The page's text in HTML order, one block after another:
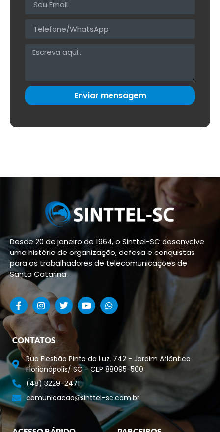
Enviar mensagem
Desde 20 de janeiro de 1964, o Sinttel-SC desenvolve
uma história de organização, defesa e conquistas
para os trabalhadores de telecomunicações de
Santa Catarina.
CONTATOS
Rua Elesbão Pinto da Luz, 742 - Jardim Atlântico
Florianópolis/ SC - CEP 88095-500
(48) 3229-2471
comunicacao
sinttel-sc.com.br